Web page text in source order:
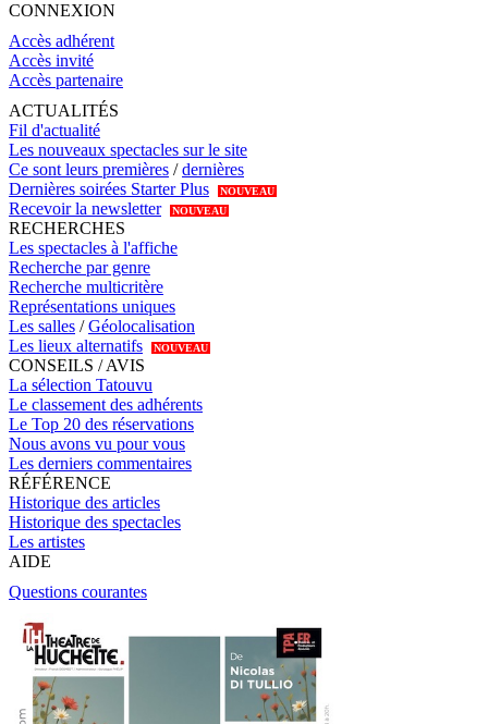
CONNEXION
Accès adhérent
Accès invité
Accès partenaire
ACTUALITÉS
Fil d'actualité
Les nouveaux spectacles sur le site
Ce sont leurs premières /dernières
Dernières soirées Starter Plus
NOUVEAU
Recevoir la newsletter NOUVEAU
RECHERCHES
Les spectacles à l'affiche
Recherche par genre
Recherche multicritère
Représentations uniques
Les salles /Géolocalisation
Les lieux alternatifs
NOUVEAU
CONSEILS / AVIS
La sélection Tatouvu
Le classement des adhérents
Le Top 20 des réservations
Nous avons vu pour vous
Les derniers commentaires
RÉFÉRENCE
Historique des articles
Historique des spectacles
Les artistes
AIDE
Questions courantes